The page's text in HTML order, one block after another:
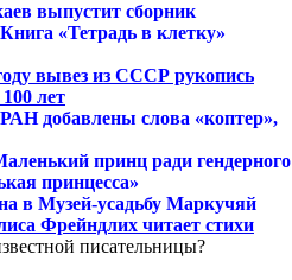
выпустит сборник
«Тетрадь в клетку»
вывез из СССР рукопись
лет
добавлены слова «коптер»,
принц ради гендерного
принцесса»
в Музей-усадьбу Маркучяй
Фрейндлих читает стихи
писательницы?